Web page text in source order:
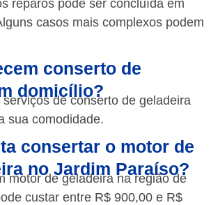
reparos pode ser concluída em
casos mais complexos podem
conserto de
domicílio?
de conserto de geladeira
sua comodidade.
consertar o motor de
no Jardim Paraíso?
motor de geladeira na região de
custar entre R$ 900,00 e R$